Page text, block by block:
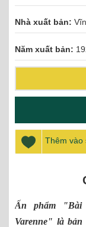
Nhà xuất bản:
Năm xuất bản:
Thêm vào
Ấn phẩm "Bài
Varenne" là